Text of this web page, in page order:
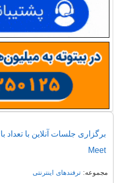
Meet
مجموعه:ترفندهای اینترنتی